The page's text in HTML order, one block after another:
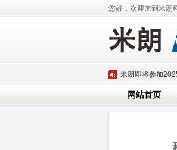
您好，欢迎来到米朗
深圳市米朗科技
米朗即将参加
磁致伸缩位移传
米朗科技参加第
网站首页